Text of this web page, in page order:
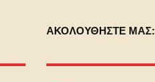
ΑΚΟΛΟΥΘΗΣΤΕ ΜΑΣ: